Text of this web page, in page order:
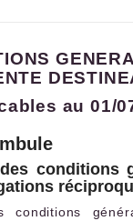
au 01/
conditions
conditions